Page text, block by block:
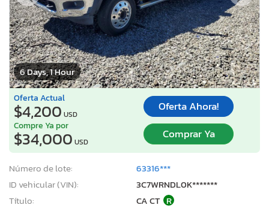
6 Days, 1 Hour
Oferta Actual
$4,200 USD
Oferta Ahora!
Compre Ya por
$34,000 USD
Comprar Ya
Número de lote:
63316***
ID vehicular (VIN):
3C7WRNDL0K*******
Título:
CA CT R